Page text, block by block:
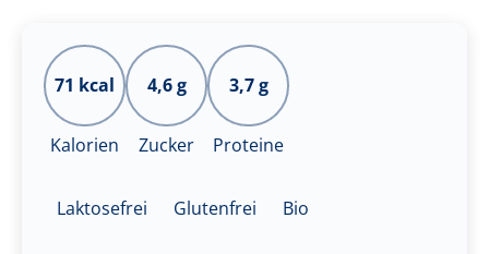
71 kcal
Kalorien
4,6 g
Zucker
3,7 g
Proteine
Laktosefrei Glutenfrei Bio